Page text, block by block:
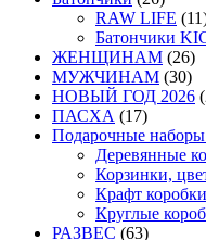
RAW LIFE
Батончики
ЖЕНЩИНАМ (26)
МУЖЧИНАМ (30)
НОВЫЙ ГОД 2026
ПАСХА (17)
Подарочные наборы
Деревянные
Корзинки,
Крафт коробки
Круглые
РАЗВЕС (63)